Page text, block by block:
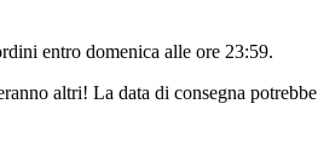
entro domenica alle ore 23:59.
altri! La data di consegna